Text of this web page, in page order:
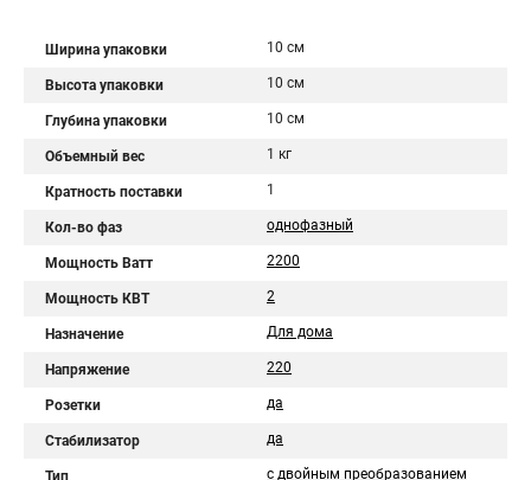
Ширина упаковки 10 см
Высота упаковки 10 см
Глубина упаковки 10 см
Объемный вес 1 кг
Кратность поставки 1
Кол-во фаз однофазный
Мощность Ватт 2200
Мощность КВТ 2
Назначение Для дома
Напряжение 220
Розетки да
Стабилизатор да
Тип с двойным преобразованием